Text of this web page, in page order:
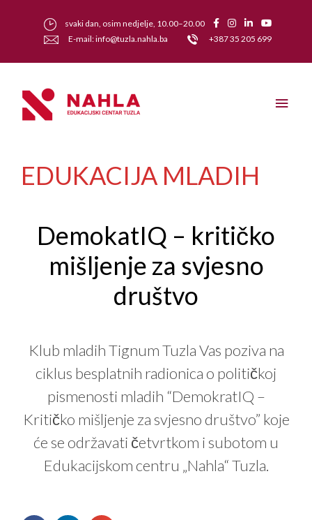
svaki dan, osim nedjelje, 10.00–20.00
E-mail: info@tuzla.nahla.ba
+387 35 205 699
EDUKACIJA MLADIH
DemokatIQ – kritičko
mišljenje za svjesno
društvo
Klub mladih Tignum Tuzla Vas poziva na
ciklus besplatnih radionica o političkoj
pismenosti mladih “DemokratIQ –
Kritičko mišljenje za svjesno društvo” koje
će se održavati četvrtkom i subotom u
Edukacijskom centru „Nahla“ Tuzla.